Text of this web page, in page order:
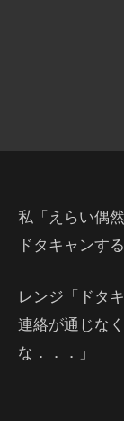
私「えらい偶
ドタキャンす
レンジ「ドタ
連絡が通じな
な．．．」